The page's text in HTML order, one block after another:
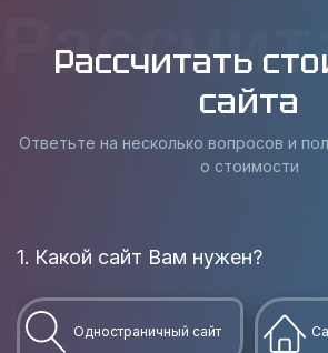
Рассчитать
сайта
Ответьте на несколько вопросов и
о стоимости
1. Какой сайт Вам нужен?
Одностраничный сайт